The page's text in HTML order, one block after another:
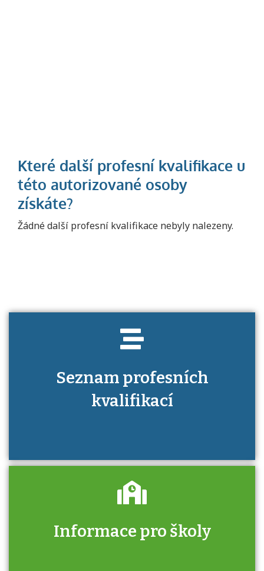
Žádné další profesní kvalifikace nebyly nalezeny.
Seznam profesních
kvalifikací
Projděte si seznam profesních kvalifikací.
Informace pro školy
Zjistěte, jak se přihlásit ke zkoušce a kde